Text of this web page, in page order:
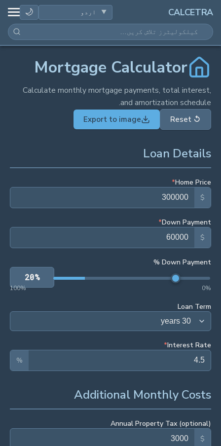
CALCETRA
🌙
ریاضی
تبدیلیاں
سائنس
روزمرہ
Mortgage Calculator
Calculate monthly mortgage payments, total interest,
and amortization schedule.
↺
Reset
Export to image
Loan Details
Home Price
*
$
Down Payment
*
$
Down Payment %
20%
0%
100%
Loan Term
Interest Rate
*
%
Additional Monthly Costs
Annual Property Tax (optional)
$